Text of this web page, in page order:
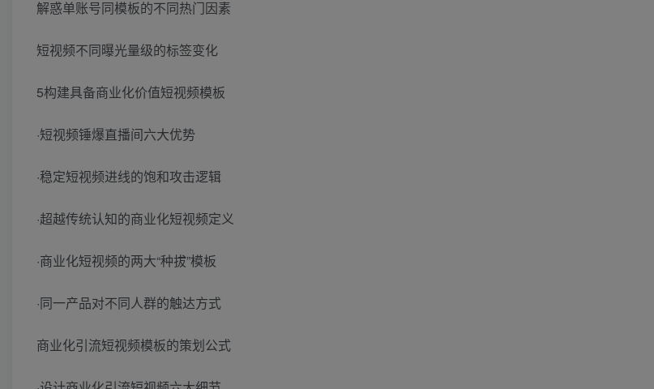
解惑单账号同模板的不同热门因素
短视频不同曝光量级的标签变化
5构建具备商业化价值短视频模板
·短视频锤爆直播间六大优势
·稳定短视频进线的饱和攻击逻辑
·超越传统认知的商业化短视频定义
·商业化短视频的两大“种拔”模板
·同一产品对不同人群的触达方式
商业化引流短视频模板的策划公式